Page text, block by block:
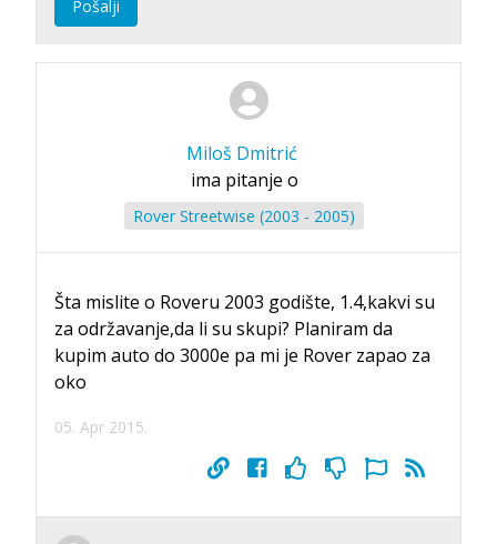
Pošalji
Miloš Dmitrić
ima pitanje o
Rover Streetwise (2003 - 2005)
Šta mislite o Roveru 2003 godište, 1.4,kakvi su
za održavanje,da li su skupi? Planiram da
kupim auto do 3000e pa mi je Rover zapao za
oko
05. Apr 2015.